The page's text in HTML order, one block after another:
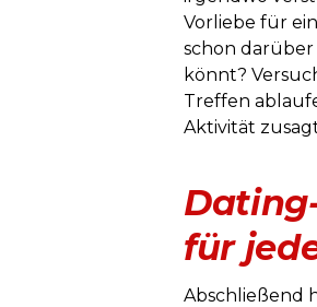
Vorliebe für
schon
könnt?
Treffen
Aktivität
für
Abschließend